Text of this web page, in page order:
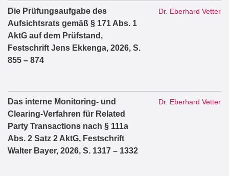
Die Prüfungsaufgabe des
Aufsichtsrats gemäß § 171 Abs. 1
AktG auf dem Prüfstand,
Festschrift Jens Ekkenga, 2026, S.
855 – 874
Dr. Eberhard Vetter
Das interne Monitoring- und
Clearing-Verfahren für Related
Party Transactions nach § 111a
Abs. 2 Satz 2 AktG, Festschrift
Walter Bayer, 2026, S. 1317 – 1332
Dr. Eberhard Vetter